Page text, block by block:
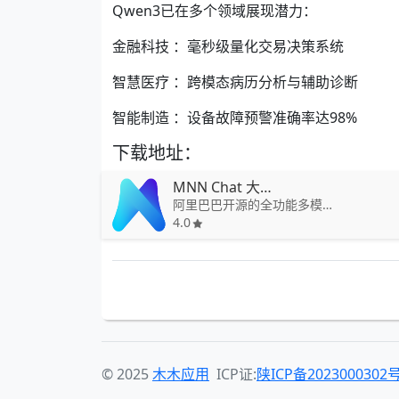
Qwen3已在多个领域展现潜力：
金融科技 ：毫秒级量化交易决策系统
智慧医疗 ：跨模态病历分析与辅助诊断
智能制造 ：设备故障预警准确率达98%
下载地址：
MNN Chat 大模型
阿里巴巴开源的全功能多模态语言模型（LLM）安卓应用
4.0
© 2025木木应用 ICP证:陕ICP备2023000302